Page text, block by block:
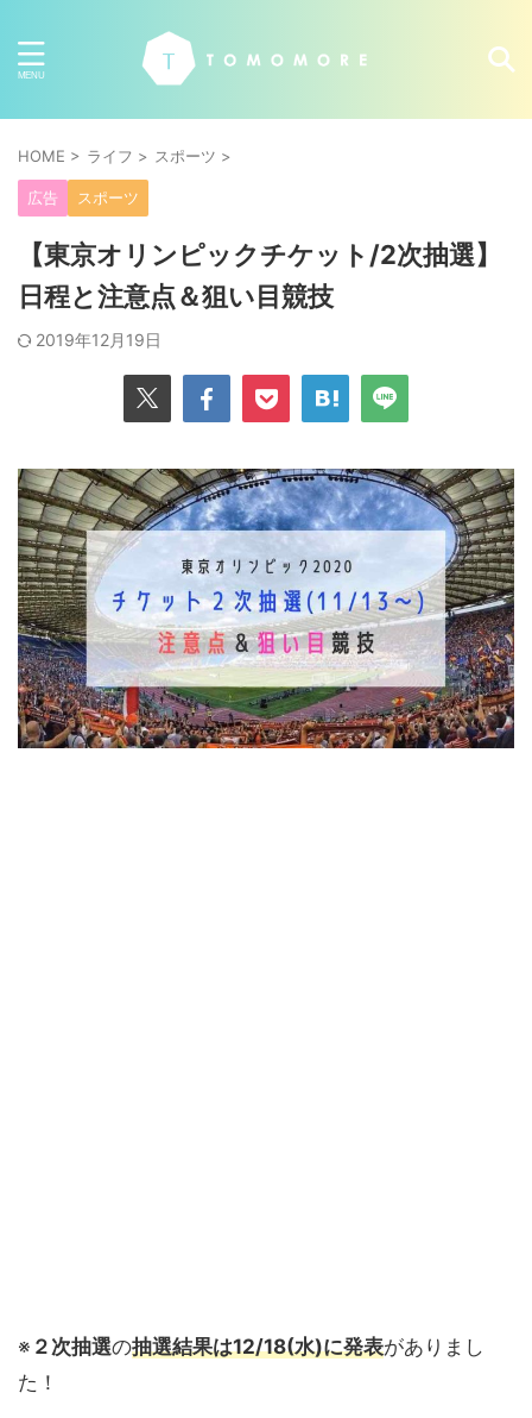
HOME > ライフ > スポーツ >
広告 スポーツ
【東京オリンピックチケット/2次抽選】
日程と注意点＆狙い目競技
2019年12月19日
※ ２次抽選の抽選結果は12/18(水)に発表がありまし
た！